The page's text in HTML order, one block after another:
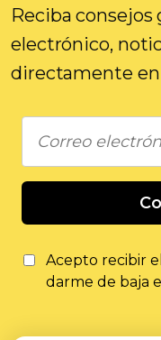
Reciba
electrónico,
directamente en
Acepto recibir
darme de baja